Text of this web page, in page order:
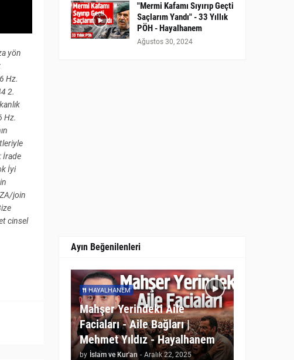
yön
Hz.
2.
Hz.
İrade
İyi
join
cinsel
"Mermi Kafamı Sıyırıp Geçti
Saçlarım Yandı" - 33 Yıllık
PÖH - Hayalhanem
Ağustos 30, 2024
Ayın Beğenilenleri
HAYALHANEM
Mahşer Yerindeki Aile
Faciaları - Aile Bağları |
Mehmet Yıldız - Hayalhanem
by İslam ve Kur'an - Aralık 22, 2025